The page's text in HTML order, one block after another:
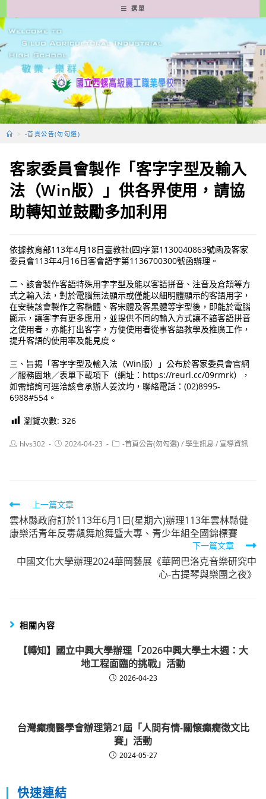
轉
至
要
容
選單
> -首頁公告(勿勾選)
客家委員會製作「客字字型及輸入
法（Win版）」供各界使用，請協
助轉知並鼓勵多加利用
依據教育部113年4月18日臺教社(四)字第1130040863號函及客家
委員會113年4月16日客會語字第1136700300號函辦理。
二、該會製作客語特殊用字字型及能以客語拼音、注音及倉頡等方
式之輸入法，對於電腦無法顯示或僅能以細明體顯示的客語用字，
在安裝該會製作之客楷體、客宋體及客黑體等字型後，即能於電腦
顯示，讓客字有更多應用，並提供不同的輸入方式讓不諳客語拼音
之使用者，亦能打出客字，方便使用者從事客語教學及推廣工作，
提升客語的使用率及能見度。
三、旨揭「客字字型及輸入法（Win版）」公布於客家委員會官網
／服務園地／表單下載項下（網址：https://reurl.cc/09rmrk），
如需諮詢可逕洽該會承辦人姜汶均，聯絡電話：(02)8995-
6988#554。
瀏覽次數: 326
Posthlvs302
Post2024-04-23
Post-首頁公告(勿勾選) /學生訊息 / 宣導資訊
Read
more
articles
上一篇文章
雲林縣政府訂於113年6月1日(星期六)辦理113年雲林縣健
康樂活青年反毒飆舞尬舞暨大專、青少年組全國錦標賽
下一篇文章
中國文化大學辦理2024華岡藝展《華岡巴洛克音樂研究中
心-古提琴與樂團之夜》
相關內容
【轉知】國立中興大學辦理「2026中興大學土木週：大
地工程面臨的挑戰」活動
2026-04-23
台灣癲癇醫學會辦理第21屆「人間有情-關懷癲癇徵文比
賽」活動
2024-05-27
快速連結